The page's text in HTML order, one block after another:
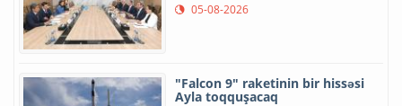
05-08-2026
"Falcon 9" raketinin bir hissəsi
Ayla toqquşacaq